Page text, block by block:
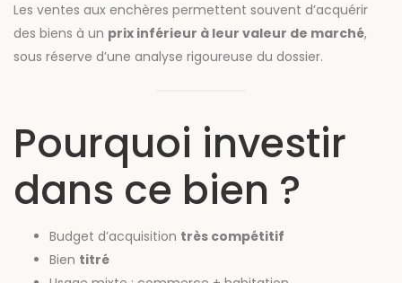
Les ventes aux enchères permettent souvent d’acquérir
des biens à un prix inférieur à leur valeur de marché,
sous réserve d’une analyse rigoureuse du dossier.
Pourquoi investir
dans ce bien ?
Budget d’acquisition très compétitif
Bien titré